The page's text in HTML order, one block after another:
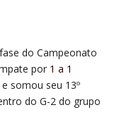
do Campeonato
por 1 a 1
somou seu 13º
do G-2 do grupo